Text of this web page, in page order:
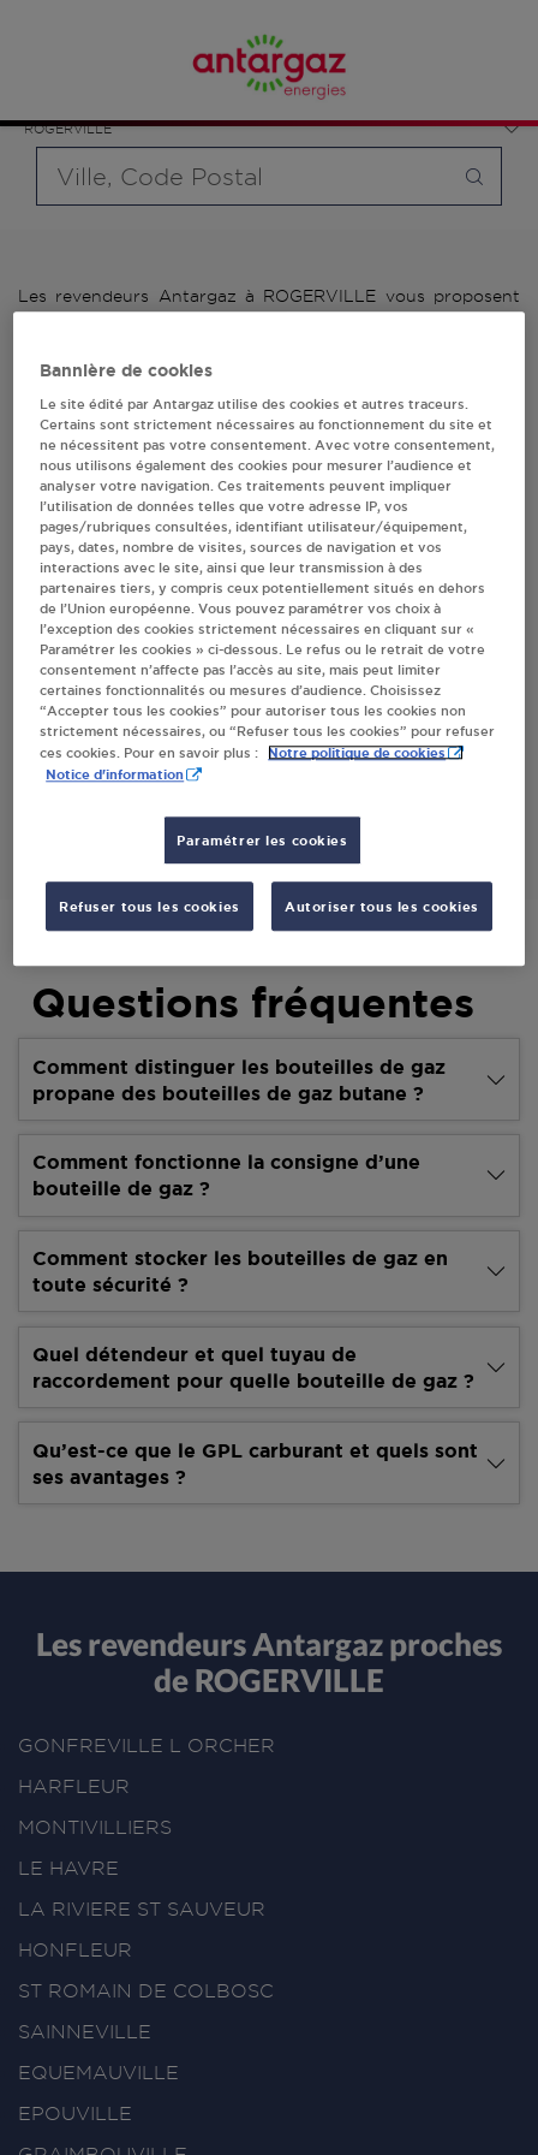
ROGERVILLE
bouteille souhaité et le type de point de vente (revendeur /
distributeur automatique de bouteilles de gaz ou station GPL
carburant)
Les revendeurs Antargaz à ROGERVILLE vous proposent
revendeurs Antargaz à ROGERVILLE, l'adresse, le numéro
bouteilles de gaz.
1 revendeur(s) Antargaz
à ROGERVILLE
Villes
STATION TOTAL ENERGIE DE DOMANARIE
ROGERVILLE
ROUTE INDUSTRIELLE HAVRE
76700ROGERVILLE
Questions fréquentes
Comment distinguer les bouteilles de gaz
propane des bouteilles de gaz butane ?
Comment fonctionne la consigne d’une
bouteille de gaz ?
Comment stocker les bouteilles de gaz en
toute sécurité ?
Quel détendeur et quel tuyau de
raccordement pour quelle bouteille de gaz ?
Qu’est-ce que le GPL carburant et quels sont
ses avantages ?
Les revendeurs Antargaz proches
de ROGERVILLE
GONFREVILLE L ORCHER
HARFLEUR
MONTIVILLIERS
LE HAVRE
LA RIVIERE ST SAUVEUR
HONFLEUR
ST ROMAIN DE COLBOSC
SAINNEVILLE
EQUEMAUVILLE
EPOUVILLE
Bannière de cookies
Le site édité par Antargaz utilise des cookies et autres traceurs.
Certains sont strictement nécessaires au fonctionnement du site et
ne nécessitent pas votre consentement. Avec votre consentement,
nous utilisons également des cookies pour mesurer l’audience et
analyser votre navigation. Ces traitements peuvent impliquer
l’utilisation de données telles que votre adresse IP, vos
pages/rubriques consultées, identifiant utilisateur/équipement,
pays, dates, nombre de visites, sources de navigation et vos
interactions avec le site, ainsi que leur transmission à des
partenaires tiers, y compris ceux potentiellement situés en dehors
de l’Union européenne. Vous pouvez paramétrer vos choix à
l’exception des cookies strictement nécessaires en cliquant sur «
Paramétrer les cookies » ci-dessous. Le refus ou le retrait de votre
consentement n’affecte pas l’accès au site, mais peut limiter
certaines fonctionnalités ou mesures d’audience. Choisissez
“Accepter tous les cookies” pour autoriser tous les cookies non
strictement nécessaires, ou “Refuser tous les cookies” pour refuser
ces cookies. Pour en savoir plus :
Notre politique de cookies
Notice d'information
Paramétrer les cookies
Refuser tous les cookies Autoriser tous les cookies